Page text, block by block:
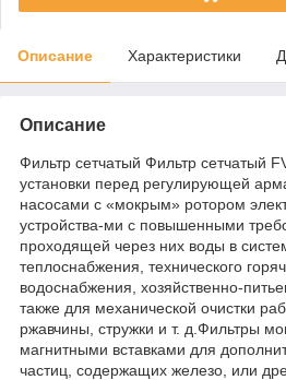
Описание Характеристики
Описание
Фильтр сетчатый Фильтр сетчатый
установки перед регулирующей
насосами с «мокрым» ротором
устройства-ми с повышенными
проходящей через них воды в
теплоснабжения, технического
водоснабжения, хозяйственно-
также для механической очистки
ржавчины, стружки и т. д.Фильтры
магнитными вставками для
частиц, содержащих железо, или